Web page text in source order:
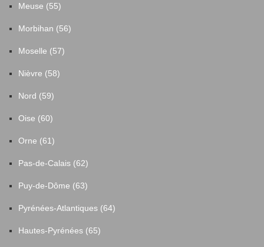
Meuse (55)
Morbihan (56)
Moselle (57)
Nièvre (58)
Nord (59)
Oise (60)
Orne (61)
Pas-de-Calais (62)
Puy-de-Dôme (63)
Pyrénées-Atlantiques (64)
Hautes-Pyrénées (65)